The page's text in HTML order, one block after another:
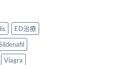
ED治療
Viagra